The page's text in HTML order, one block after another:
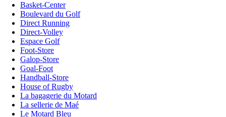
Basket-Center
Boulevard du Golf
Direct Running
Direct-Volley
Espace Golf
Foot-Store
Galop-Store
Goal-Foot
Handball-Store
House of Rugby
La bagagerie du Motard
La sellerie de Maé
Le Motard Bleu